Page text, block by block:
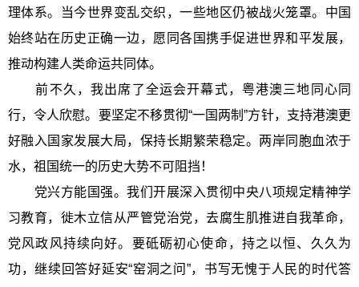
理体系。当今世界变乱交织，一些地区仍被战火笼罩。中国
始终站在历史正确一边，愿同各国携手促进世界和平发展，
推动构建人类命运共同体。
前不久，我出席了全运会开幕式，粤港澳三地同心同
行，令人欣慰。要坚定不移贯彻“一国两制”方针，支持港澳更
好融入国家发展大局，保持长期繁荣稳定。两岸同胞血浓于
水，祖国统一的历史大势不可阻挡！
党兴方能国强。我们开展深入贯彻中央八项规定精神学
习教育，徙木立信从严管党治党，去腐生肌推进自我革命，
党风政风持续向好。要砥砺初心使命，持之以恒、久久为
功，继续回答好延安“窑洞之问”，书写无愧于人民的时代答